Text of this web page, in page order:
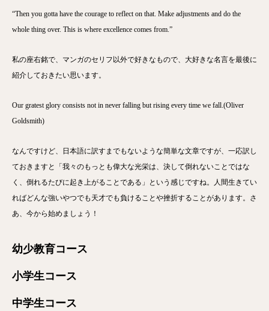
“Then you gotta have the courage to reflect on that. Make adjustments and do the
whole thing over. This is where excellence comes from.”
私の座右銘で、マンガのセリフ以外で好きなもので、大好きな名言を最後に
紹介しておきたい思います。
Our gratest glory consists not in never falling but rising every time we fall.(Oliver
Goldsmith)
なんですけど、日本語に訳すまでもないような簡単な文章ですが、一応訳し
ておきますと「我々のもっとも偉大な光栄は、決して倒れないことではな
く、倒れるたびに起き上がることである」という感じですね。人間生きてい
ればどんな強いやつでも天才でも負けることや挫折することがあります。さ
あ、今から始めましょう！
幼少教育コース
小学生コース
中学生コース